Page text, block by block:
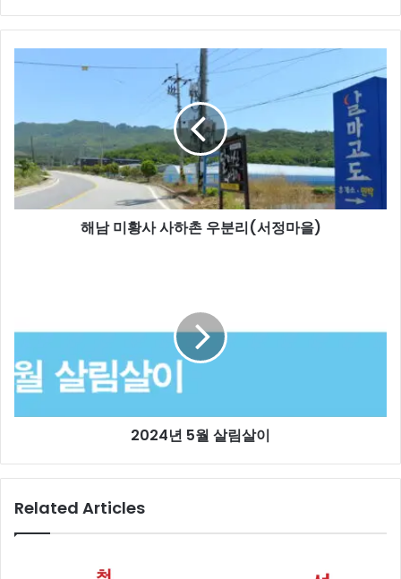
사
하
촌
우
해남 미황사 사하촌 우분리(서정마을)
림
살
이
2024년 5월 살림살이
Related Articles